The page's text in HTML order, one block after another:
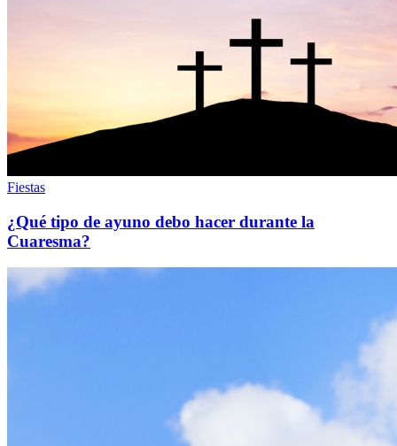
Fiestas
¿Qué tipo de ayuno debo hacer durante la
Cuaresma?